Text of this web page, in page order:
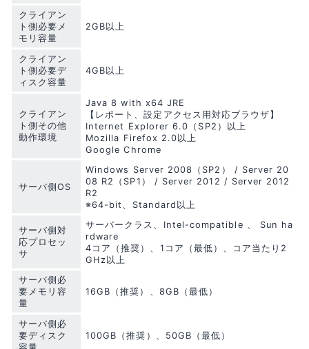
クライアン
ト側必要メ
モリ容量
2GB以上
クライアン
ト側必要デ
ィスク容量
4GB以上
クライアン
ト側その他
動作環境
Java 8 with x64 JRE
【レポート、設定アクセス用対応ブラウザ】
Internet Explorer 6.0（SP2）以上
Mozilla Firefox 2.0以上
Google Chrome
サーバ側OS
Windows Server 2008（SP2） / Server 20
08 R2（SP1） / Server 2012 / Server 2012
R2
※64-bit、Standard以上
サーバ側対
応プロセッ
サ
サーバークラス、Intel-compatible 、 Sun ha
rdware
4コア（推奨）、1コア（最低）、コア当たり2
GHz以上
サーバ側必
要メモリ容
量
16GB（推奨）、8GB（最低）
サーバ側必
要ディスク
100GB（推奨）、50GB（最低）